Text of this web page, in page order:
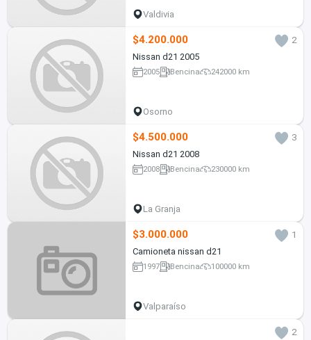
Valdivia
$4.200.000
2
Nissan d21 2005
2005 Bencina 242000 km
Osorno
$4.500.000
3
Nissan d21 2008
2008 Bencina 230000 km
La Granja
$3.000.000
1
Camioneta nissan d21
1997 Bencina 100000 km
Valparaíso
2